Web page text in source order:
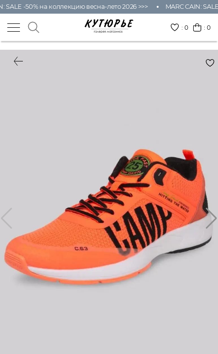
SALE -50% на коллекцию весна-лето 2026 >>> MARC CAIN:
:0 : 0